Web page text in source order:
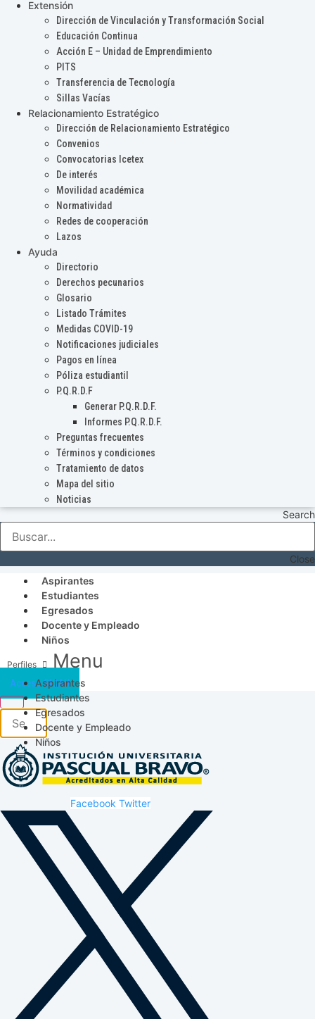
Extensión
Dirección de Vinculación y Transformación Social
Educación Continua
Acción E – Unidad de Emprendimiento
PITS
Transferencia de Tecnología
Sillas Vacías
Relacionamiento Estratégico
Dirección de Relacionamiento Estratégico
Convenios
Convocatorias Icetex
De interés
Movilidad académica
Normatividad
Redes de cooperación
Lazos
Ayuda
Directorio
Derechos pecunarios
Glosario
Listado Trámites
Medidas COVID-19
Notificaciones judiciales
Pagos en línea
Póliza estudiantil
P.Q.R.D.F
Generar P.Q.R.D.F.
Informes P.Q.R.D.F.
Preguntas frecuentes
Términos y condiciones
Tratamiento de datos
Mapa del sitio
Noticias
Search
Close
Aspirantes
Estudiantes
Egresados
Docente y Empleado
Niños
Menu
Aspirantes
Estudiantes
Egresados
Docente y Empleado
Niños
Acceso SICAU
Facebook Twitter